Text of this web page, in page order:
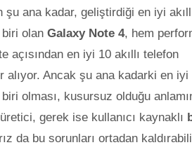
şu ana kadar, geliştirdiği en iyi
olan Galaxy Note 4, hem
açısından en iyi 10 akıllı telefon
alıyor. Ancak şu ana kadarki en iyi
olması, kusursuz olduğu
gerek ise kullanıcı kaynaklı
da bu sorunları ortadan